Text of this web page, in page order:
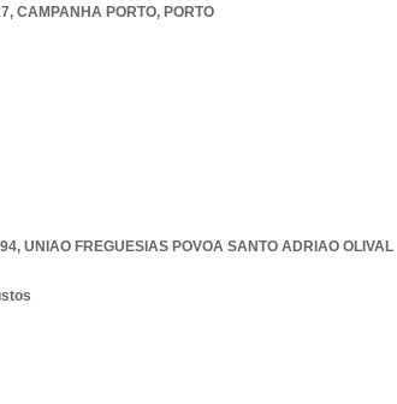
, CAMPANHA PORTO, PORTO
, UNIAO FREGUESIAS POVOA SANTO ADRIAO OLIVAL